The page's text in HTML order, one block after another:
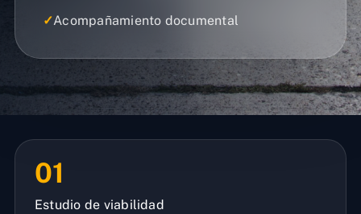
✓Acompañamiento documental
01
Estudio de viabilidad